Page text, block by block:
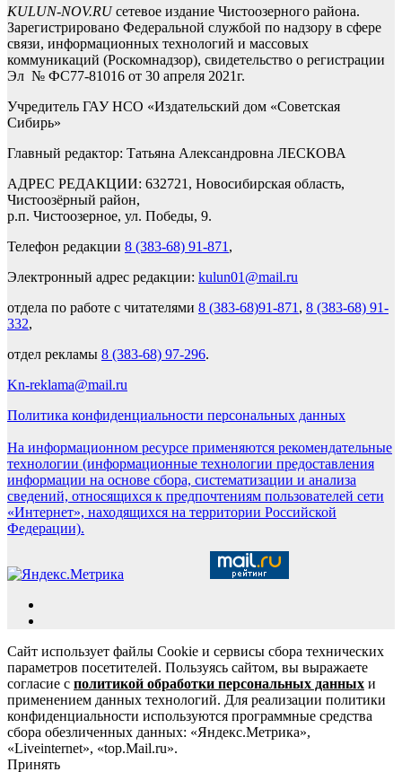
KULUN-NOV.RUсетевое издание Чистоозерного района.
Зарегистрировано Федеральной службой по надзору в сфере
связи, информационных технологий и массовых
коммуникаций (Роскомнадзор), свидетельство о регистрации
Эл № ФС77-81016 от 30 апреля 2021г.
Учредитель ГАУ НСО «Издательский дом «Советская
Сибирь»
Главный редактор: Татьяна Александровна ЛЕСКОВА
АДРЕС РЕДАКЦИИ: 632721, Новосибирская область,
Чистоозёрный район,
р.п. Чистоозерное, ул. Победы, 9.
Телефон редакции 8 (383-68) 91-871 ,
Электронный адрес редакции: kulun01@mail.ru
отдела по работе с читателями 8 (383-68)91-871 , 8 (383-68) 91-
332,
отдел рекламы 8 (383-68) 97-296.
Kn-reklama@mail.ru
Политика конфиденциальности персональных данных
На информационном ресурсе применяются рекомендательные
технологии (информационные технологии предоставления
информации на основе сбора, систематизации и анализа
сведений, относящихся к предпочтениям пользователей сети
«Интернет», находящихся на территории Российской
Федерации).
Сайт использует файлы Cookie и сервисы сбора технических
параметров посетителей. Пользуясь сайтом, вы выражаете
согласие с политикой обработки персональных данных и
применением данных технологий. Для реализации политики
конфиденциальности используются программные средства
сбора обезличенных данных: «Яндекс.Метрика»,
«Liveinternet», «top.Mail.ru».
Принять